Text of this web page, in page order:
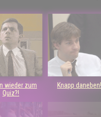
wieder zum
Quiz?!
Knapp daneben!